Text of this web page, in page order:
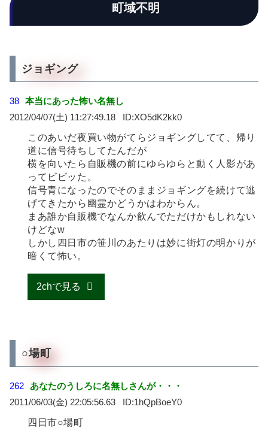
町域不明
ジョギング
38 本当にあった怖い名無し
2012/04/07(土) 11:27:49.18
XO5dK2kk0
このあいだ夜買い物がてらジョギングしてて、帰り
道に信号待ちしてたんだが
横を向いたら自販機の前にゆらゆらと動く人影があ
ってビビッた。
信号青になったのでそのままジョギングを続けて逃
げてきたから幽霊かどうかはわからん。
まあ誰か自販機でなんか飲んでただけかもしれない
けどなw
しかし四日市の笹川のあたりは妙に街灯の明かりが
暗くて怖い。
2chで見る
○場町
262
あなたのうしろに名無しさんが・・・
2011/06/03(金) 22:05:56.63
1hQpBoeY0
四日市○場町